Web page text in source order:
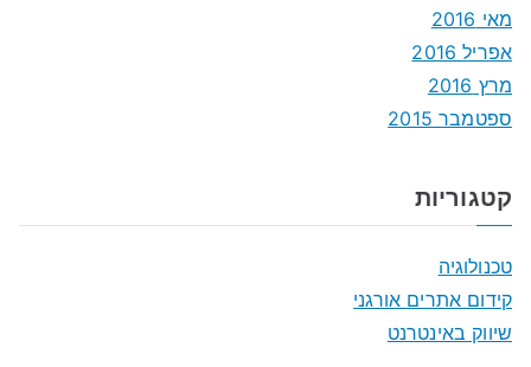
מאי 2016
אפריל 2016
מרץ 2016
ספטמבר 2015
קטגוריות
טכנולוגיה
קידום אתרים אורגני
שיווק באינטרנט